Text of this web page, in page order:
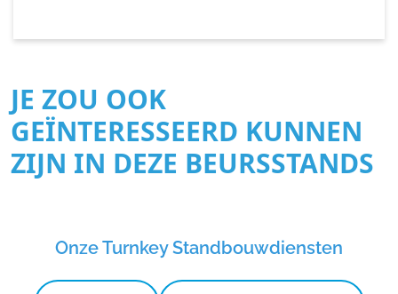
JE ZOU OOK
GEÏNTERESSEERD KUNNEN
ZIJN IN DEZE BEURSSTANDS
Onze Turnkey Standbouwdiensten